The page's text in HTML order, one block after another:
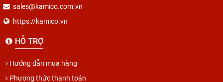
sales@kamico.com.vn
https://kamico.vn
HỖ TRỢ
Hướng dẫn mua hàng
Phương thức thanh toán